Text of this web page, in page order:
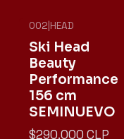
002 HEAD
Ski Head
Beauty
Performance
156 cm
SEMINUEVO
$290.000 CLP